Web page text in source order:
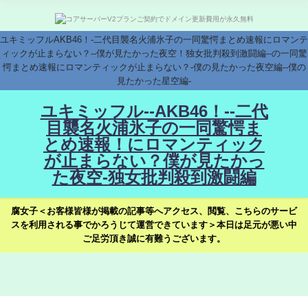
ユキミッフルAKB46！-二代目襲名火浦氷子の一同驚愕まとめ速報にロマンテ
ィックが止まらない？--僕が見たかった夜空！独女批判殺到激闘編--の一同驚
愕まとめ速報にロマンティックが止まらない？-僕の見たかった夜空編--僕の
見たかった星空編-
ユキミッフル--AKB46！--二代
目襲名火浦氷子の一同驚愕ま
とめ速報！にロマンティック
が止まらない？僕が見たかっ
た夜空-独女批判殺到激闘編
腐女子＜お客様皆様が掲載の記事等へアクセス、閲覧、こちらのサービ
スを利用される事でかろうじて運営できています＞本日は足元が悪い中
ご足労頂き誠に有難うございます。